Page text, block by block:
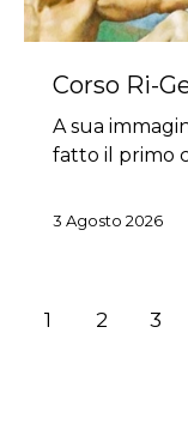
Corso Ri-
A sua
fatto il primo
3 Agosto 2026
Paginazione
Page
1 Page
2 3